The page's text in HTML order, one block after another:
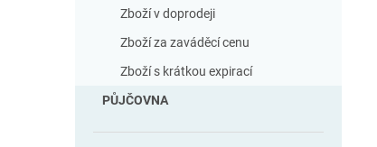
Zboží v doprodeji
Zboží za zaváděcí cenu
Zboží s krátkou expirací
PŮJČOVNA